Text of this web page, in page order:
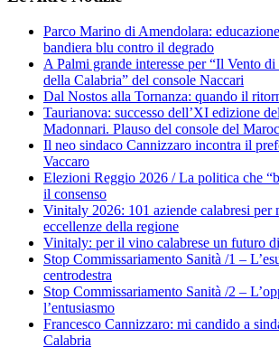
Parco Marino di Amendolara:
bandiera blu contro il degrado
A Palmi grande interesse per “Il Vento
della Calabria” del console Naccari
Dal Nostos alla Tornanza: quando il
Taurianova: successo dell’XI edizione
Madonnari. Plauso del console del
Il neo sindaco Cannizzaro incontra il
Vaccaro
Elezioni Reggio 2026 / La politica che
il consenso
Vinitaly 2026: 101 aziende calabresi per
eccellenze della regione
Vinitaly: per il vino calabrese un futuro
Stop Commissariamento Sanità /1 –
centrodestra
Stop Commissariamento Sanità /2 –
l’entusiasmo
Francesco Cannizzaro: mi candido a
Calabria